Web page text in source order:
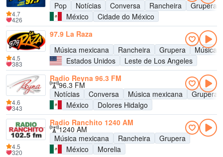
Pop
Notícias Conversa Rancheira
Grupera
México
Cidade do México
4.7
426
97.9 La Raza
Música mexicana
Rancheira Grupera
Música
Estados Unidos
Leste de Los Angeles
4.5
383
Radio Reyna 96.3 FM
96.3 FM
Notícias
Conversa Música mexicana
Grupera
México
Dolores Hidalgo
4.6
343
Radio Ranchito 1240 AM
1240 AM
Música mexicana
Rancheira
Grupera
México
Morelia
4.5
320